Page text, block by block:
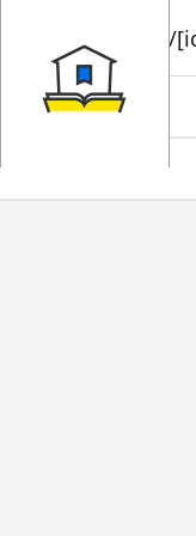
book/rent/